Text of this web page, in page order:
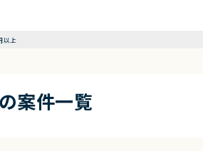
以上
案件一覧